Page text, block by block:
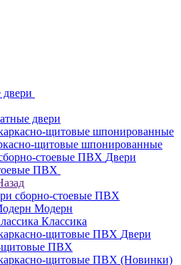
двери
щитовые шпонированные
Двери
ПВХ
сборно-стоевые ПВХ
Модерн
Классика
Двери
щитовые ПВХ